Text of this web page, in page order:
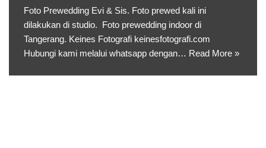
Foto Prewedding Evi & Sis. Foto prewed kali ini
dilakukan di studio. Foto prewedding indoor di
Tangerang. Keines Fotografi keinesfotografi.com
Hubungi kami melalui whatsapp dengan… Read More »